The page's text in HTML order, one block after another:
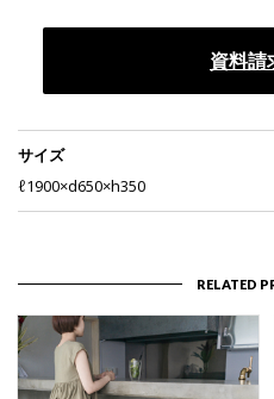
資料請
サイズ
ℓ1900×d650×h350
RELATED